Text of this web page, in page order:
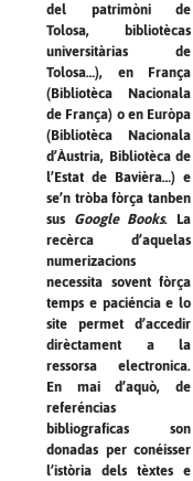
del patrimòni de
Tolosa, bibliotècas
universitàrias de
Tolosa…), en França
(Bibliotèca Nacionala
de França) o en Euròpa
(Bibliotèca Nacionala
d’Àustria, Bibliotèca de
l’Estat de Bavièra…) e
se’n tròba fòrça tanben
sus Google Books. La
recèrca d’aquelas
numerizacions
necessita sovent fòrça
temps e paciéncia e lo
site permet d’accedir
dirèctament a la
ressorsa electronica.
En mai d’aquò, de
referéncias
bibliograficas son
donadas per conéisser
l’istòria dels tèxtes e